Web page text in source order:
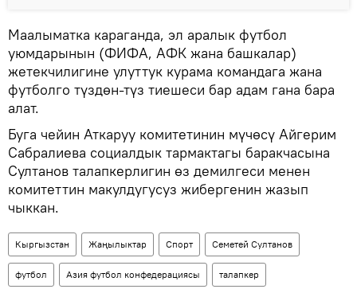
Маалыматка караганда, эл аралык футбол
уюмдарынын (ФИФА, АФК жана башкалар)
жетекчилигине улуттук курама командага жана
футболго түздөн-түз тиешеси бар адам гана бара
алат.
Буга чейин Аткаруу комитетинин мүчөсү Айгерим
Сабралиева социалдык тармактагы баракчасына
Султанов талапкерлигин өз демилгеси менен
комитеттин макулдугусуз жибергенин жазып
чыккан.
Кыргызстан Жаңылыктар Спорт Семетей Султанов
футбол Азия футбол конфедерациясы талапкер